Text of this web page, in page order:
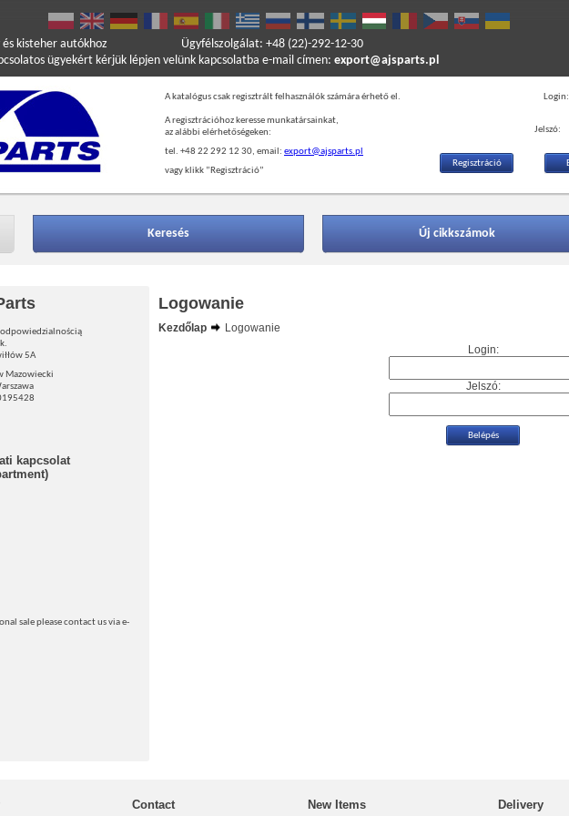
kisteher autókhoz
ügyekért kérjük lépjen velünk kapcsolatba e-mail címen: export@ajsparts.pl
Ügyfélszolgálat: +48 (22)-292-12-30
A katalógus csak regisztrált felhasználók számára érhető el.
A regisztrációhoz keresse munkatársainkat,
az alábbi elérhetőségeken:
tel. +48 22 292 12 30, email: export@ajsparts.pl
vagy klikk ”Regisztráció”
Login:
Jelszó:
Regisztráció
Keresés Új cikkszámok
odpowiedzialnością
5A
Mazowiecki
kapcsolat
sale please contact us via e-
Logowanie
Kezdőlap
Logowanie
Login:
Jelszó:
Contact New Items Delivery